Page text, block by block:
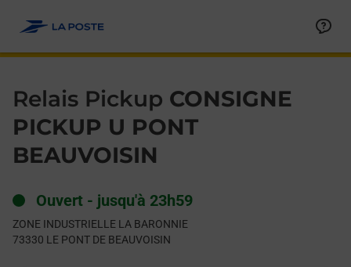
Relais Pickup CONSIGNE
PICKUP U PONT
BEAUVOISIN
Ouvert - jusqu'à 23h59
ZONE INDUSTRIELLE LA BARONNIE
73330 LE PONT DE BEAUVOISIN